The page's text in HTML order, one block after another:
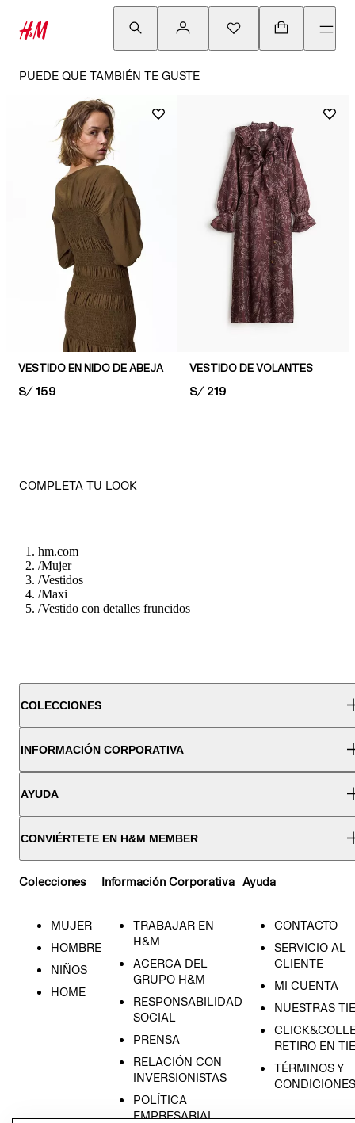
PUEDE QUE TAMBIÉN TE GUSTE
VESTIDO EN NIDO DE ABEJA
PRICE:
S/ 159
VESTIDO DE VOLANTES
PRICE:
S/ 219
COMPLETA TU LOOK
hm.com
/Mujer
/Vestidos
/Maxi
/Vestido con detalles fruncidos
COLECCIONES
INFORMACIÓN CORPORATIVA
AYUDA
CONVIÉRTETE EN H&M MEMBER
Colecciones
MUJER
HOMBRE
NIÑOS
HOME
Información Corporativa
TRABAJAR EN
H&M
ACERCA DEL
GRUPO H&M
RESPONSABILIDAD
SOCIAL
PRENSA
RELACIÓN CON
INVERSIONISTAS
POLÍTICA
EMPRESARIAL
Ayuda
CONTACTO
SERVICIO AL
CLIENTE
MI CUENTA
NUESTRAS
RETIRO EN
TÉRMINOS Y
CONDICIONES